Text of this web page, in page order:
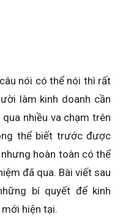
nói có thể nói thì rất
làm kinh doanh cần
nhiều va chạm trên
thể biết trước được
hoàn toàn có thể
đã qua. Bài viết sau
bí quyết để kinh
hiện tại.